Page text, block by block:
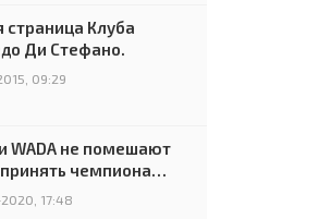
страница Клуба
Ди Стефано.
09:29
WADA не помешают
чемпионат
финал Лиги
17:48